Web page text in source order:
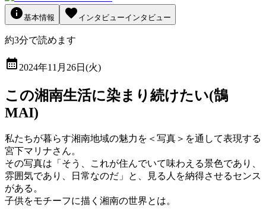
基本情報 インタビューインタビュー
約3分で読めます
2024年11月26日(火)
この湘南生活に染まり続けたい(鵠
MAI)
私たちが暮らす湘南地域の魅力を＜写真＞を通して表現する
宮下マリナさん。
その写真は「そう、これが住んでいて味わえる景色であり、
雰囲気であり、日常なのだ」と、見る人を納得させるセンス
がある。
子供をモチーフに描く湘南の世界とは。